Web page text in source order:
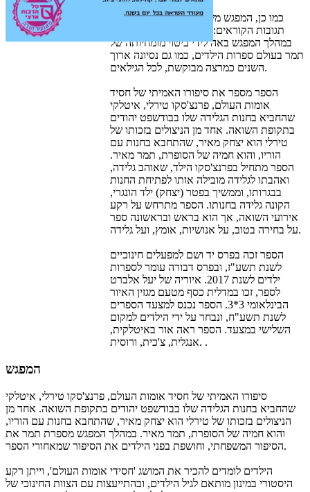
כמו כן, המפגש משתף סיפורים מרגשים על
תגובות הקוראים: מילדים ועד ניצולי שואה.
במהלך המפגש באה לידי ביטוי מומחיותה של
תמר בעולם ספרות הילדים, כמו גם נסיונה ארוך
השנים כמרצה מבוקשת, לכל הגילאים.
הספר מספר את סיפורו האמיתי של חסיד
אומות העולם, פרנצ'סקו טירלי, איטלקי
שהחביא בחנות הגלידה שלו בבודשפט יהודים
בתקופת השואה. אחד מן הניצולים בזכותו של
טירלי הוא יצחק מאיר, שהתחבא בחנות עם
הוריו, והוא חמיה של הסופרת, תמר מאיר.
הספר מתחיל בפרנצ'סקו הילד, שאוהב גלידה,
ואהבתו לגלידה מובילה אותו לפתיחת החנות
בבגרותו, וממשיך בפטר (יצחק) ילד הונגרי,
הקונה גלידה בחנותו. הספר מתרחש על רקע
אירועי השואה, אך הוא בראש ובראשונה ספר
על בחירה בטוב, על אנושיות, אומץ, ועל גלידה.
הספר זכה בפרס יד ושם למפעלים חינוכיים
לשנת תשע"ז, ובפרס דבורה עומר לספרות
ילדים לשנת 2017. איוריה של יעל אלברט
לספר, זכו במדלית כסף מטעם מגזין האיור
הבינלאומי 3*3. הספר נכנס למצעד הספרים
לשנת תשע"ח, ונבחר על ידי הילדים למקום
השלישי במצעד. הספר ראה אור באיטלקית,
אנגלית, צ'כית, ורוסית. .
המפגש
סיפורו האמיתי של חסיד אומות העולם, פרנצ'סקו טירלי, איטלקי
שהחביא בחנות הגלידה שלו בבודשפט יהודים בתקופת השואה. אחד מן
הניצולים בזכותו של טירלי הוא יצחק מאיר, שהתחבא בחנות עם הוריו,
והוא חמיה של הסופרת, תמר מאיר. במהלך המפגש מספרת תמר את
הסיפור המשפחתי, וחושפת בפני הילדים את הסיפור שמאחורי הספר.
הילדים לומדים להכיר את המושג 'חסידי אומות העולם', וייתן רקע
היסטורי במינון מותאם לגיל הילדים, ובהתייעצות עם הצוות החינוכי של